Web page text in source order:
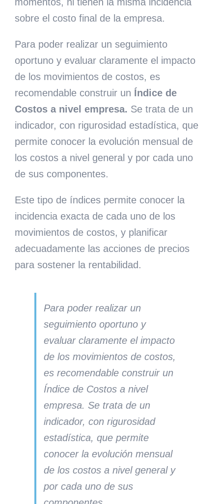
momentos, ni tienen la misma incidencia
sobre el costo final de la empresa.
Para poder realizar un seguimiento
oportuno y evaluar claramente el impacto
de los movimientos de costos, es
recomendable construir un Índice de
Costos a nivel empresa. Se trata de un
indicador, con rigurosidad estadística, que
permite conocer la evolución mensual de
los costos a nivel general y por cada uno
de sus componentes.
Este tipo de índices permite conocer la
incidencia exacta de cada uno de los
movimientos de costos, y planificar
adecuadamente las acciones de precios
para sostener la rentabilidad.
Para poder realizar un
seguimiento oportuno y
evaluar claramente el impacto
de los movimientos de costos,
es recomendable construir un
Índice de Costos a nivel
empresa. Se trata de un
indicador, con rigurosidad
estadística, que permite
conocer la evolución mensual
de los costos a nivel general y
por cada uno de sus